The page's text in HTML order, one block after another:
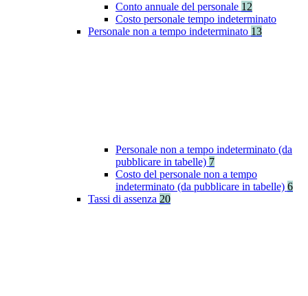
Conto annuale del personale 12
Costo personale tempo indeterminato
Personale non a tempo indeterminato 13
Personale non a tempo indeterminato (da
pubblicare in tabelle) 7
Costo del personale non a tempo
indeterminato (da pubblicare in tabelle) 6
Tassi di assenza 20